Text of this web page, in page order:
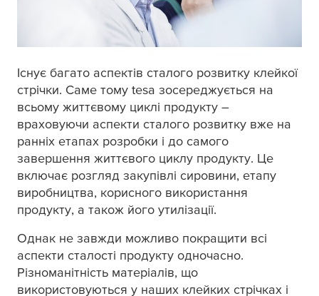
Існує багато аспектів сталого розвитку клейкої
стрічки. Саме тому tesa зосереджується на
всьому життєвому циклі продукту –
враховуючи аспекти сталого розвитку вже на
ранніх етапах розробки і до самого
завершення життєвого циклу продукту. Це
включає розгляд закупівлі сировини, етапу
виробництва, корисного використання
продукту, а також його утилізації.
Однак не завжди можливо покращити всі
аспекти сталості продукту одночасно.
Різноманітність матеріалів, що
використовуються у наших клейких стрічках і